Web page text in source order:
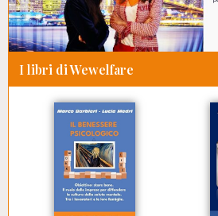
I libri di Wewelfare